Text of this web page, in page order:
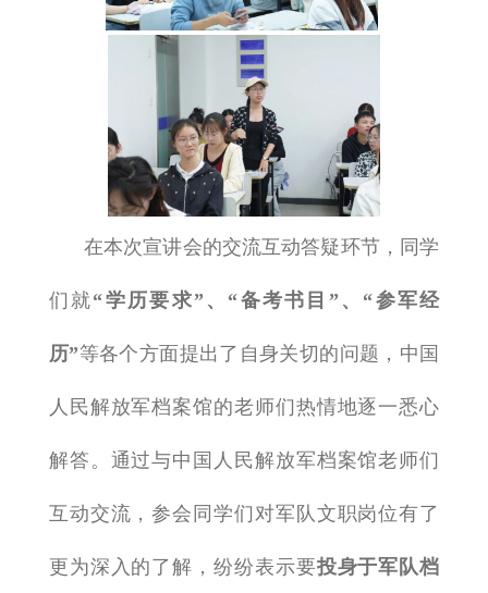
在本次宣讲会的交流互动答疑环节，同学
们就“学历要求”、“备考书目”、“参军经
历”等各个方面提出了自身关切的问题，中国
人民解放军档案馆的老师们热情地逐一悉心
解答。通过与中国人民解放军档案馆老师们
互动交流，参会同学们对军队文职岗位有了
更为深入的了解，纷纷表示要投身于军队档